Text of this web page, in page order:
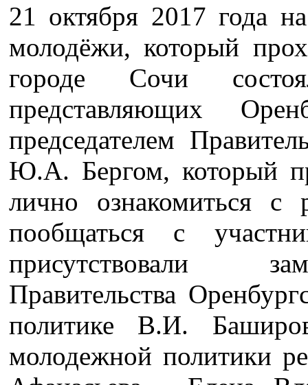
21 октября 2017 года
молодёжи, который
городе Сочи
представляющих
председателем
Ю.А. Бергом, который
лично ознакомиться с
пообщаться с
присутствовали
Правительства
политике В.И.
молодежной политики